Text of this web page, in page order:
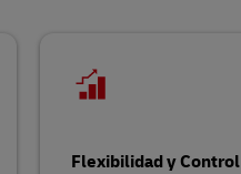
Flexibilidad y Control